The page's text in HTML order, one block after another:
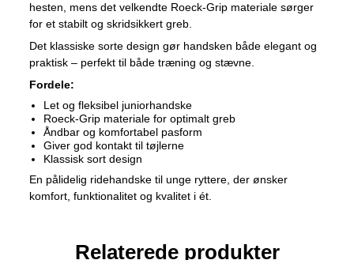
hesten, mens det velkendte Roeck-Grip materiale sørger
for et stabilt og skridsikkert greb.
Det klassiske sorte design gør handsken både elegant og
praktisk – perfekt til både træning og stævne.
Fordele:
Let og fleksibel juniorhandske
Roeck-Grip materiale for optimalt greb
Åndbar og komfortabel pasform
Giver god kontakt til tøjlerne
Klassisk sort design
En pålidelig ridehandske til unge ryttere, der ønsker
komfort, funktionalitet og kvalitet i ét.
Relaterede produkter